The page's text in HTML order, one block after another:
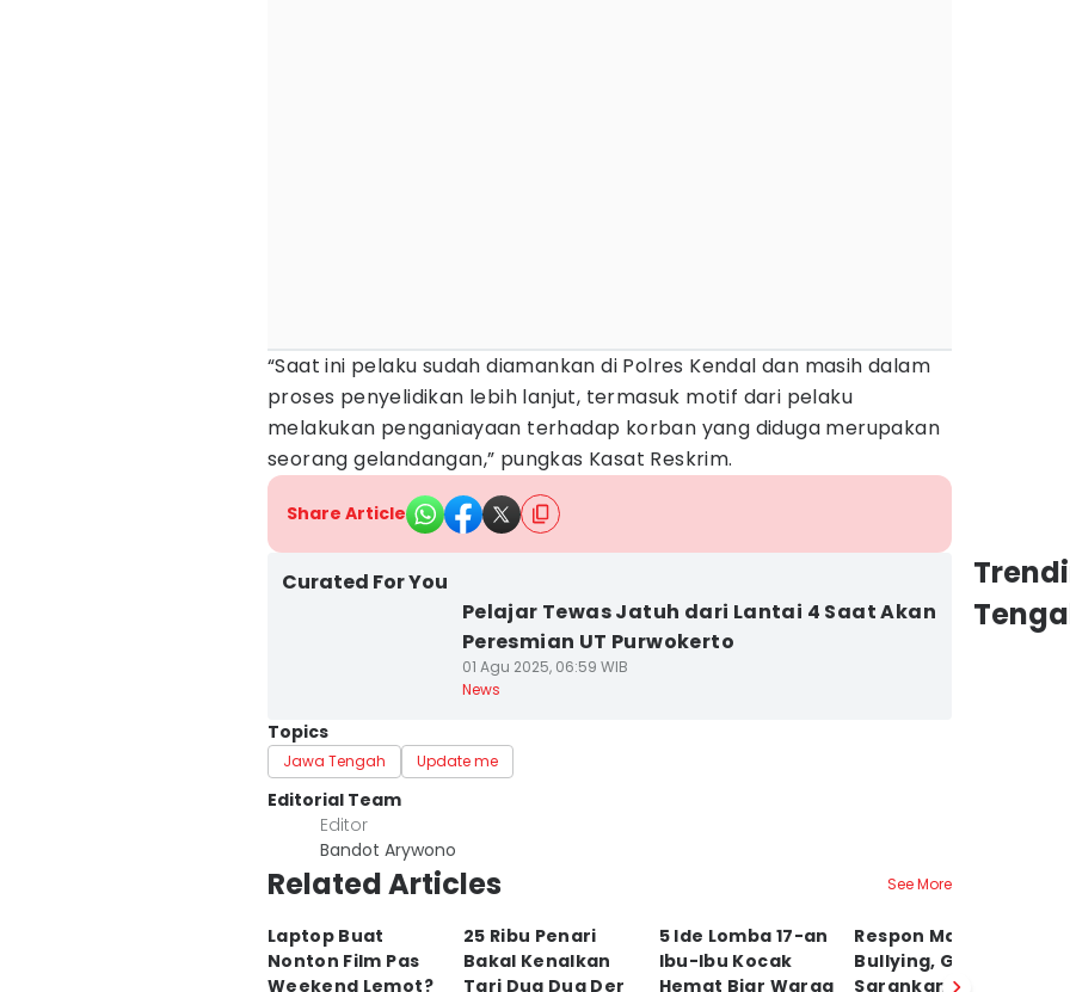
“Saat ini pelaku sudah diamankan di Polres Kendal dan masih dalam
proses penyelidikan lebih lanjut, termasuk motif dari pelaku
melakukan penganiayaan terhadap korban yang diduga merupakan
seorang gelandangan,” pungkas Kasat Reskrim.
Share Article
Curated For You
Pelajar Tewas Jatuh dari Lantai 4 Saat Akan
Peresmian UT Purwokerto
01 Agu 2025, 06:59 WIB
News
Topics
Jawa Tengah Update me
Editorial Team
Editor
Bandot Arywono
Related Articles See More
Laptop Buat
Nonton Film Pas
Weekend Lemot?
25 Ribu Penari
Bakal Kenalkan
Tari Dug Dug Der
5 Ide Lomba 17-an
Ibu-Ibu Kocak
Hemat Biar Warga
Respon Maraknya
Bullying, Gus Yasin
Sarankan Guru